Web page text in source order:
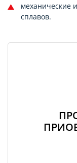
механические
сплавов.